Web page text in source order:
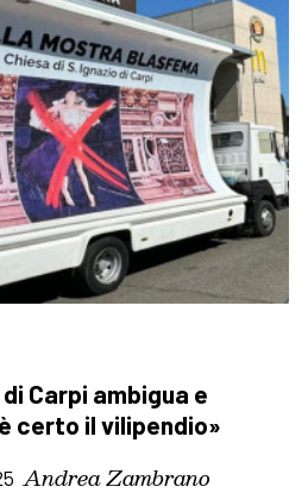
Carpi ambigua e
certo il vilipendio»
Andrea Zambrano